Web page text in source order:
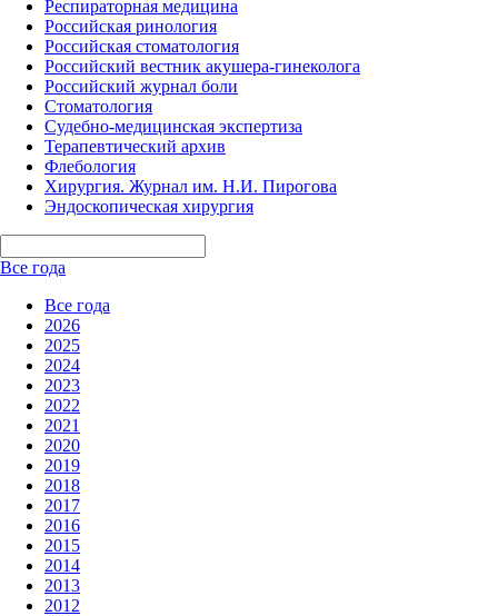
Респираторная медицина
Российская ринология
Российская стоматология
Российский вестник акушера-гинеколога
Российский журнал боли
Стоматология
Судебно-медицинская экспертиза
Терапевтический архив
Флебология
Хирургия. Журнал им. Н.И. Пирогова
Эндоскопическая хирургия
Все года
Все года
2026
2025
2024
2023
2022
2021
2020
2019
2018
2017
2016
2015
2014
2013
2012